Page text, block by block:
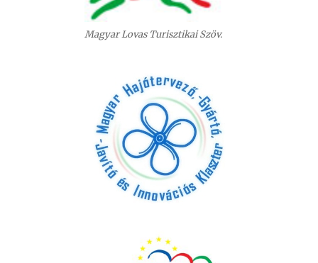
Magyar Lovas Turisztikai Szöv.